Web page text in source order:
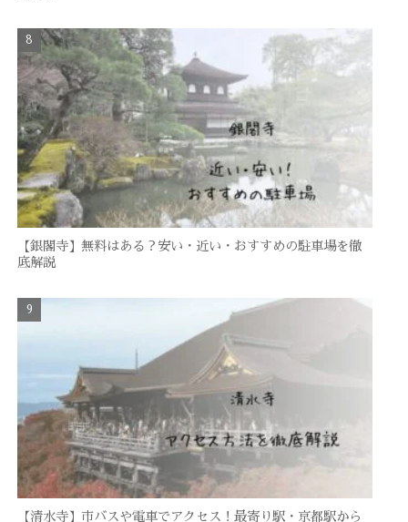
【銀閣寺】無料はある？安い・近い・おすすめの駐車場を徹
底解説
【清水寺】市バスや電車でアクセス！最寄り駅・京都駅から